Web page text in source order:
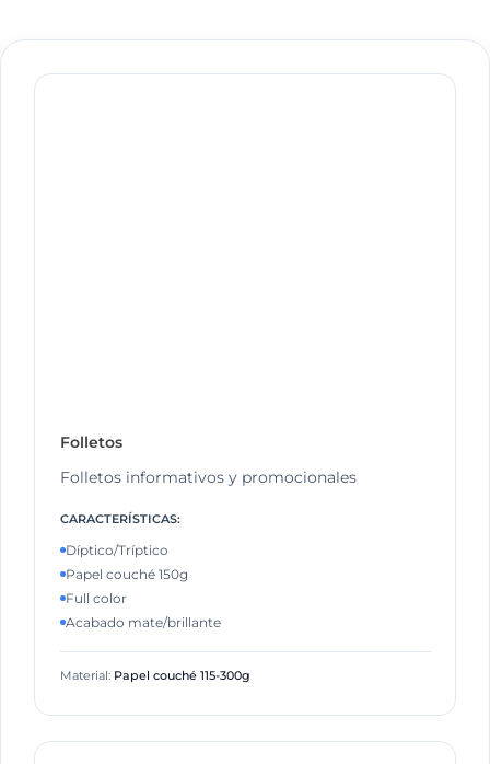
Folletos
Folletos informativos y promocionales
CARACTERÍSTICAS:
Díptico/Tríptico
Papel couché 150g
Full color
Acabado mate/brillante
Material: Papel couché 115-300g